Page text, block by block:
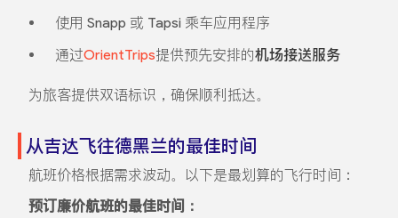
使用 Snapp 或 Tapsi 乘车应用程序
通过OrientTrips提供预先安排的机场接送服务
为旅客提供双语标识，确保顺利抵达。
从吉达飞往德黑兰的最佳时间
航班价格根据需求波动。以下是最划算的飞行时间：
预订廉价航班的最佳时间：